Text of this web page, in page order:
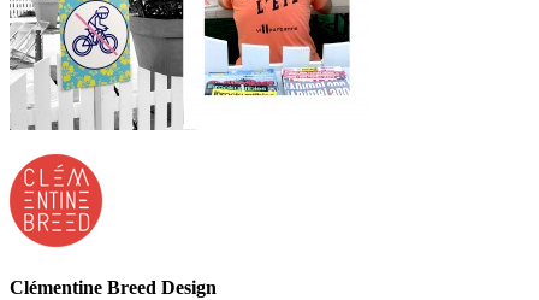
Clémentine Breed Design